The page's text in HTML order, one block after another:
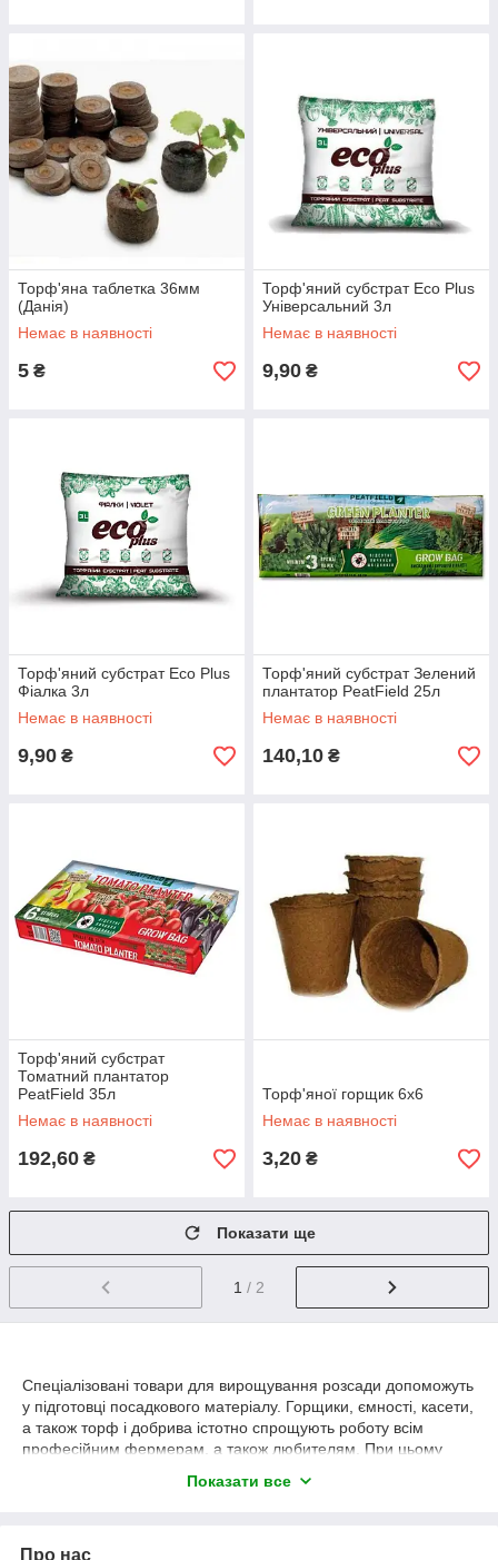
Торф'яна таблетка 36мм
(Данія)
Немає в наявності
5 ₴
Торф'яний субстрат Eco Plus
Універсальний 3л
Немає в наявності
9,90 ₴
Торф'яний субстрат Eco Plus
Фіалка 3л
Немає в наявності
9,90 ₴
Торф'яний субстрат Зелений
плантатор PeatField 25л
Немає в наявності
140,10 ₴
Торф'яний субстрат
Томатний плантатор
PeatField 35л
Немає в наявності
192,60 ₴
Торф'яної горщик 6х6
Немає в наявності
3,20 ₴
Показати ще
1 / 2
Спеціалізовані товари для вирощування розсади допоможуть
у підготовці посадкового матеріалу. Горщики, ємності, касети,
а також торф і добрива істотно спрощують роботу всім
професійним фермерам, а також любителям. При цьому
Торф, добрива для розсади
Показати все
Про нас